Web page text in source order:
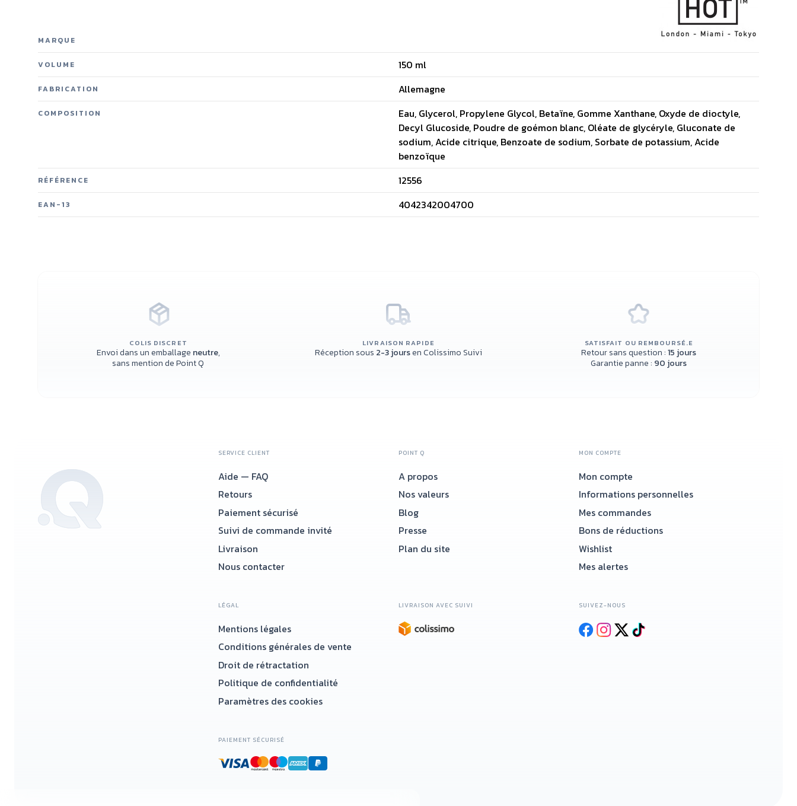
MARQUE
VOLUME 150 ml
FABRICATION Allemagne
COMPOSITION
Eau, Glycerol, Propylene Glycol, Betaïne, Gomme Xanthane, Oxyde de dioctyle,
Decyl Glucoside, Poudre de goémon blanc, Oléate de glycéryle, Gluconate de
sodium, Acide citrique, Benzoate de sodium, Sorbate de potassium, Acide
benzoïque
RÉFÉRENCE 12556
EAN-13 4042342004700
COLIS DISCRET
Envoi dans un emballage neutre,
sans mention de Point Q
LIVRAISON RAPIDE
Réception sous 2-3 joursen Colissimo Suivi
SATISFAIT OU REMBOURSÉ.E
Retour sans question :15 jours
Garantie panne : 90 jours
Accueil
SERVICE CLIENT
Aide — FAQ
Retours
Paiement sécurisé
Suivi de commande invité
Livraison
Nous contacter
POINT Q
A propos
Nos valeurs
Blog
Presse
Plan du site
MON COMPTE
Mon compte
Informations personnelles
Mes commandes
Bons de réductions
Wishlist
Mes alertes
LÉGAL
Mentions légales
Conditions générales de vente
Droit de rétractation
Politique de confidentialité
Paramètres des cookies
LIVRAISON AVEC SUIVI
PAIEMENT SÉCURISÉ
SUIVEZ-NOUS